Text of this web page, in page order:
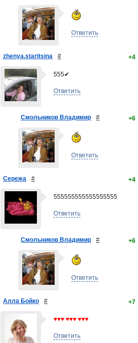
Ответить
zhenya.staritsina # +4
555✔
Ответить
Смольников Владимир # +6
Ответить
Сережа # +4
555555555555555555
Ответить
Смольников Владимир # +6
Ответить
Алла Бойко # +7
♥♥♥ ♥♥♥ ♥♥♥
Ответить